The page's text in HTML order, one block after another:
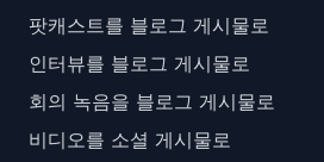
팟캐스트를 블로그 게시물로
인터뷰를 블로그 게시물로
회의 녹음을 블로그 게시물로
비디오를 소셜 게시물로